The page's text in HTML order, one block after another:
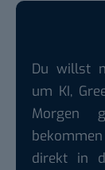
Du willst
um KI,
Morgen
direkt in